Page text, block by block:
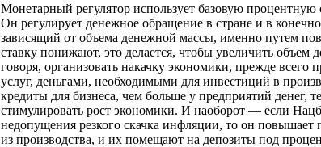
Монетарный регулятор использует базовую процентную
Он регулирует денежное обращение в стране и в
зависящий от объема денежной массы, именно путем
ставку понижают, это делается, чтобы увеличить объем
говоря, организовать накачку экономики, прежде
услуг, деньгами, необходимыми для инвестиций в
кредиты для бизнеса, чем больше у предприятий
стимулировать рост экономики. И наоборот — если
недопущения резкого скачка инфляции, то он повышает
из производства, и их помещают на депозиты под